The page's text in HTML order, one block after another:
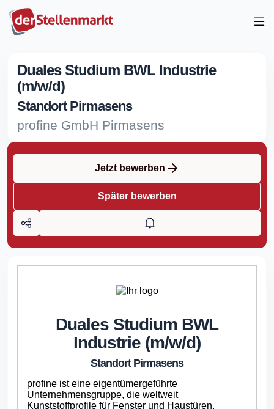
Duales Studium BWL Industrie
(m/w/d)
Standort Pirmasens
profine GmbH Pirmasens
Jetzt bewerben
Später bewerben
Duales Studium BWL
Industrie (m/w/d)
Standort Pirmasens
profine ist eine eigentümergeführte
Unternehmensgruppe, die weltweit
Kunststoffprofile für Fenster und Haustüren,